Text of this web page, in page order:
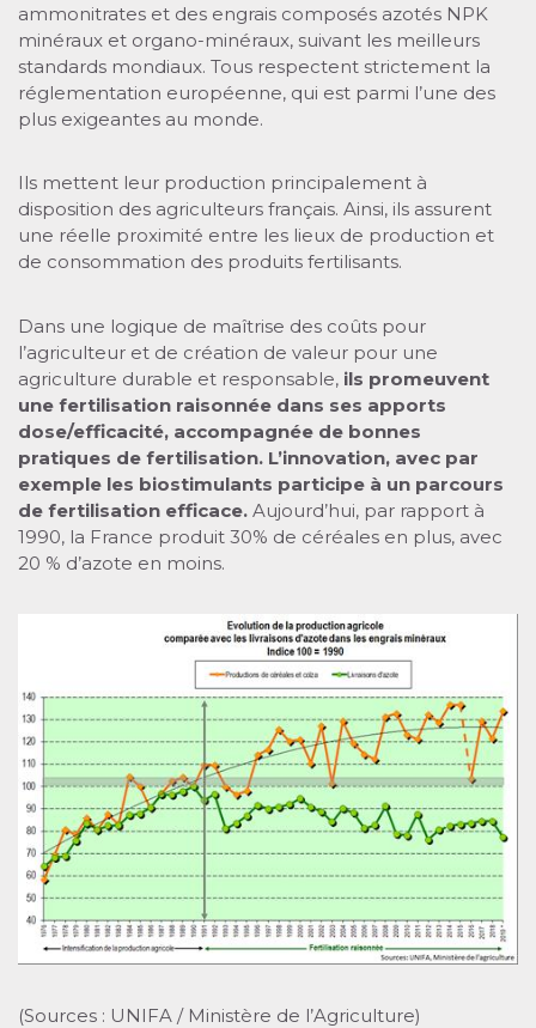
ammonitrates et des engrais composés azotés NPK
minéraux et organo-minéraux, suivant les meilleurs
standards mondiaux. Tous respectent strictement la
réglementation européenne, qui est parmi l’une des
plus exigeantes au monde.
Ils mettent leur production principalement à
disposition des agriculteurs français. Ainsi, ils assurent
une réelle proximité entre les lieux de production et
de consommation des produits fertilisants.
Dans une logique de maîtrise des coûts pour
l’agriculteur et de création de valeur pour une
agriculture durable et responsable, ils promeuvent
une fertilisation raisonnée dans ses apports
dose/efficacité, accompagnée de bonnes
pratiques de fertilisation. L’innovation, avec par
exemple les biostimulants participe à un parcours
de fertilisation efficace. Aujourd’hui, par rapport à
1990, la France produit 30% de céréales en plus, avec
20 % d’azote en moins.
(Sources : UNIFA / Ministère de l’Agriculture)